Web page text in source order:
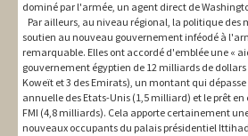
dominé par l'armée, un agent direct de
Par ailleurs, au niveau régional, la politique des
soutien au nouveau gouvernement inféodé à
remarquable. Elles ont accordé d'emblée une «
gouvernement égyptien de 12 milliards de dollars
Koweït et 3 des Emirats), un montant qui
annuelle des Etats-Unis (1,5 milliard) et le prêt
FMI (4,8 milliards). Cela apporte certainement
nouveaux occupants du palais présidentiel